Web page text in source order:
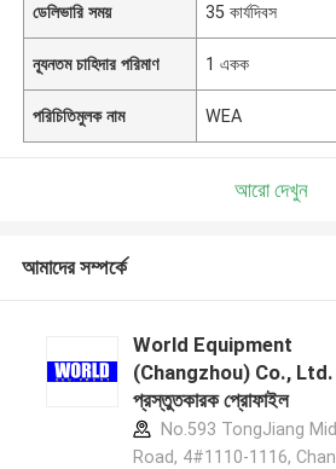
ডেলিভারি সময় 35 কার্যদিবস
ন্যূনতম চাহিদার পরিমাণ 1 একক
পরিচিতিমুলক নাম WEA
আরো দেখুন
আমাদের সম্পর্কে
World Equipment
(Changzhou) Co., Ltd.
প্রস্তুতকারক প্রোফাইল
No.593 TongJiang
Road, 4#1110-1116,